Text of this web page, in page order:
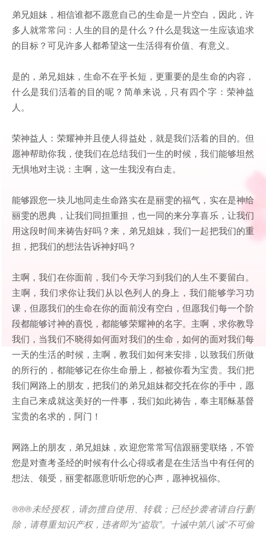
弟兄姐妹，相信谁都不愿意自己的生命是一片空白，因此，许
多人就常常问：人生的目的是什么？什么是我这一生应该追求
的目标？可见许多人都希望这一生活得有价值、有意义。
是的，弟兄姐妹，生命不在乎长短，更重要的是生命的内容，
什么是我们活着的目的呢？简单来说，只有四个字：荣神益
人。
荣神益人：荣耀神并且使人得益处，就是我们活着的目的。但
愿神帮助你我，使我们在总结我们一生的时候，我们能够坦然
无惧地对主说：主啊，这一生我没有白走。
能够跟您一块儿地同走生命路实在是丽雯的福气，实在是神给
丽雯的恩典，让我们同担重担，也一同的来分享喜乐，让我们
用这段时间来祷告好吗？来，弟兄姐妹，我们一起把我们的重
担，把我们的想法告诉神好吗？
主啊，我们在你面前，我们今天学习到我们的人生不要留白。
主啊，我们求你让我们从以色列人的身上，我们能够学习功
课，但愿我们的生命在你的面前没有空白，但愿我们每一个阶
段都能够讨神的喜悦，都能够荣耀神的名字。主啊，求你教导
我们，当我们不晓得如何面对我们的生命，如何的面对我们每
一天的生活的时候，主啊，教我们如何来安排，以致我们所做
的所行的，都能够记在你生命册上，都被你看为宝贵。我们把
我们网路上的朋友，把我们的弟兄姐妹都交托在你的手中，愿
主自己来成就这美好的一件事，我们如此祷告，奉主耶稣基督
宝贵的名求的，阿门！
网路上的朋友，弟兄姐妹，欢迎您常常写信跟丽雯联络，不管
您是对查考圣经的时候有什么心得或者是在生活当中有任何的
想法、领受，丽雯都愿意听听您的心声，愿神祝福你。
®®®未经授权，请勿擅自使用、转载；已经抄袭者请自行删
除，请尊重知识产权，违者即为“盗取”。十诫中第八诫“不可偷